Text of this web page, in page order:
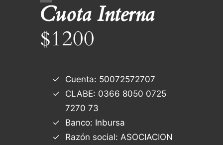
Cuota Interna
$1200
Cuenta: 50072572707
CLABE: 0366 8050 0725
7270 73
Banco: Inbursa
Razón social: ASOCIACION